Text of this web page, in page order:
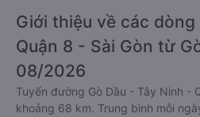
Giới thiệu về các
Quận 8 - Sài Gòn từ
08/2026
Tuyến đường Gò Dầu - Tây Ninh -
khoảng 68 km. Trung bình mỗi